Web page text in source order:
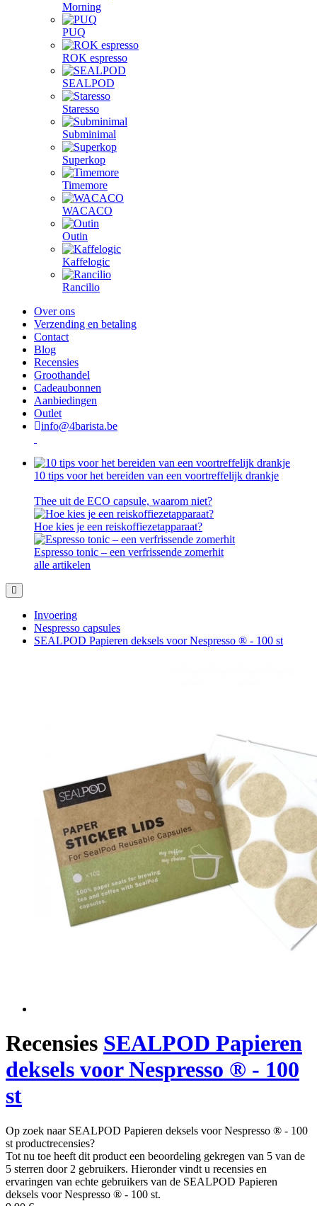
Morning
PUQ
ROK espresso
SEALPOD
Staresso
Subminimal
Superkop
Timemore
WACACO
Outin
Kaffelogic
Rancilio
Over ons
Verzending en betaling
Contact
Blog
Recensies
Groothandel
Cadeaubonnen
Aanbiedingen
Outlet
info@4barista.be
10 tips voor het bereiden van een voortreffelijk drankje
Espresso tonic – een verfrissende zomerhit
Invoering
Nespresso capsules
SEALPOD Papieren deksels voor Nespresso ® - 100 st